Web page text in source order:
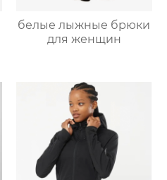
белые лыжные брюки
для женщин